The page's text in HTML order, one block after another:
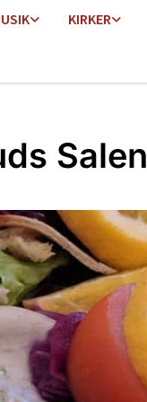
KIRKER
Salen